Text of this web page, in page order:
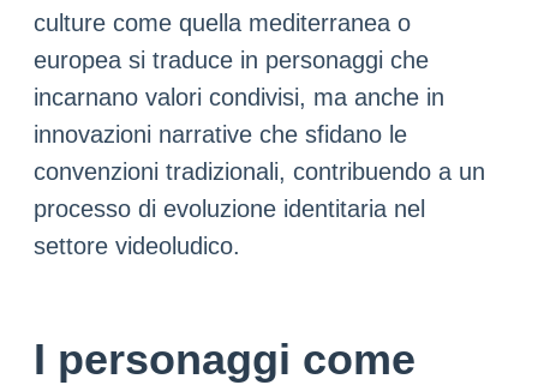
culture come quella mediterranea o
europea si traduce in personaggi che
incarnano valori condivisi, ma anche in
innovazioni narrative che sfidano le
convenzioni tradizionali, contribuendo a un
processo di evoluzione identitaria nel
settore videoludico.
I personaggi come